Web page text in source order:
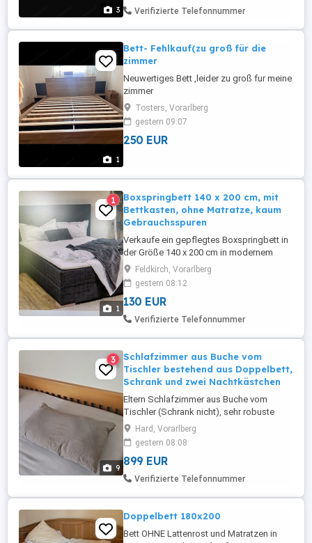
3 Verifizierte Telefonnummer
1
Bett- Fehlkauf(zu groß für die
zimmer
Neuwertiges Bett ,leider zu groß fur meine
zimmer
Tosters, Vorarlberg
gestern 09:07
250 EUR
1
1
Boxspringbett 140 x 200 cm, mit
Bettkasten, ohne Matratze, kaum
Gebrauchsspuren
Verkaufe ein gepflegtes Boxspringbett in
der Größe 140 x 200 cm in modernem
Dunkelgrau Anthrazit. Maße: 140 x 200 cm
Liegefläche Extras: Praktischer, integrierter
Bettkasten mit viel Stauraum Zustand:
Kaum Gebrauchsspuren, sehr guter und
gepflegter Zustand Hinweis: Verkauf ohne
Feldkirch, Vorarlberg
gestern 08:12
130 EUR
Verifizierte Telefonnummer
9
3
Schlafzimmer aus Buche vom
Tischler bestehend aus Doppelbett,
Schrank und zwei Nachtkästchen
Eltern Schlafzimmer aus Buche vom
Tischler (Schrank nicht), sehr robuste
Konstruktion und sehr schön gearbeitet
Doppelbett 200x213,5x32 cm (BxLxH)
Höhe ist bis zur breiten Umrandung
gemessen. Für Matratzen 90x200 cm
geeignet. Da wir Bockspringmatratzen
aufwendig ...
Hard, Vorarlberg
gestern 08:08
899 EUR
Verifizierte Telefonnummer
Doppelbett 180x200
Bett OHNE Lattenrost und Matratzen in